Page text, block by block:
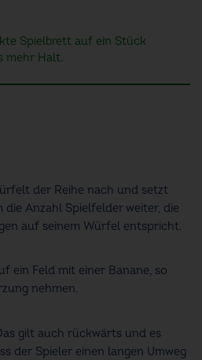
Spielbrett auf ein Stück
mehr Halt.
der Reihe nach und setzt
die Anzahl Spielfelder weiter, die
auf seinem Würfel entspricht.
ein Feld mit einer Banane, so
nehmen.
gilt auch rückwärts und es
der Spieler einen langen Umweg